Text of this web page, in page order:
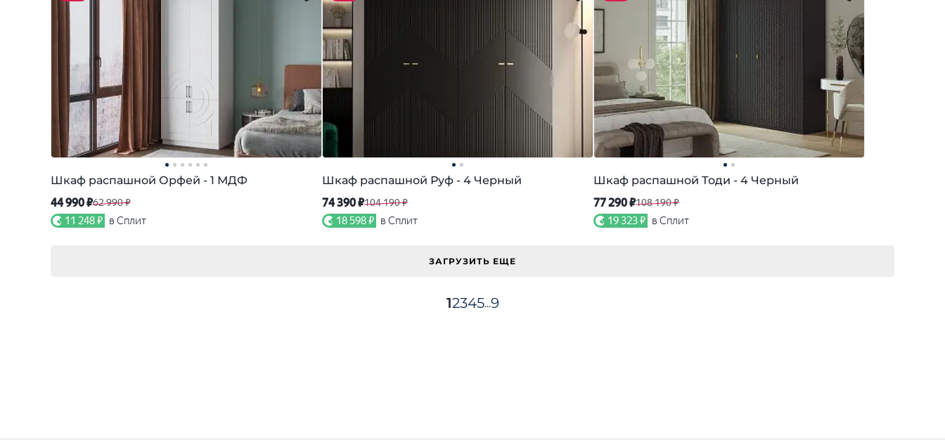
Шкаф распашной Орфей - 1 МДФ
44 990 ₽62 990 ₽
11 248 ₽ в Сплит
Шкаф распашной Руф - 4 Черный
74 390 ₽104 190 ₽
18 598 ₽ в Сплит
Шкаф распашной Тоди - 4 Черный
77 290 ₽108 190 ₽
19 323 ₽ в Сплит
ЗАГРУЗИТЬ ЕЩЕ
12345...9